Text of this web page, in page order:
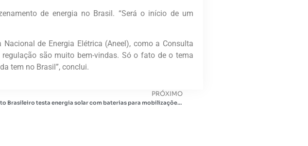
de energia no Brasil. “Será o início de um
de Energia Elétrica (Aneel), como a Consulta
são muito bem-vindas. Só o fato de o tema
tem no Brasil”, conclui.
PRÓXIMO
Exército Brasileiro testa energia solar com baterias para mobilizações de pelotões em campo